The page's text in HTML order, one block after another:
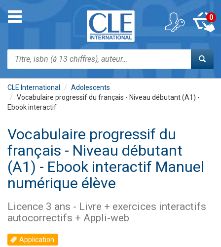
contenu
Toggle
navigation
Rechercher
0
CLE International
Adolescents
Vocabulaire progressif du français - Niveau débutant (A1) -
Ebook interactif
Vocabulaire progressif du
français - Niveau débutant
(A1) - Ebook interactif Manuel
numérique élève
Licence 3 ans - Livre + exercices interactifs
autocorrectifs + Appli-web
Application